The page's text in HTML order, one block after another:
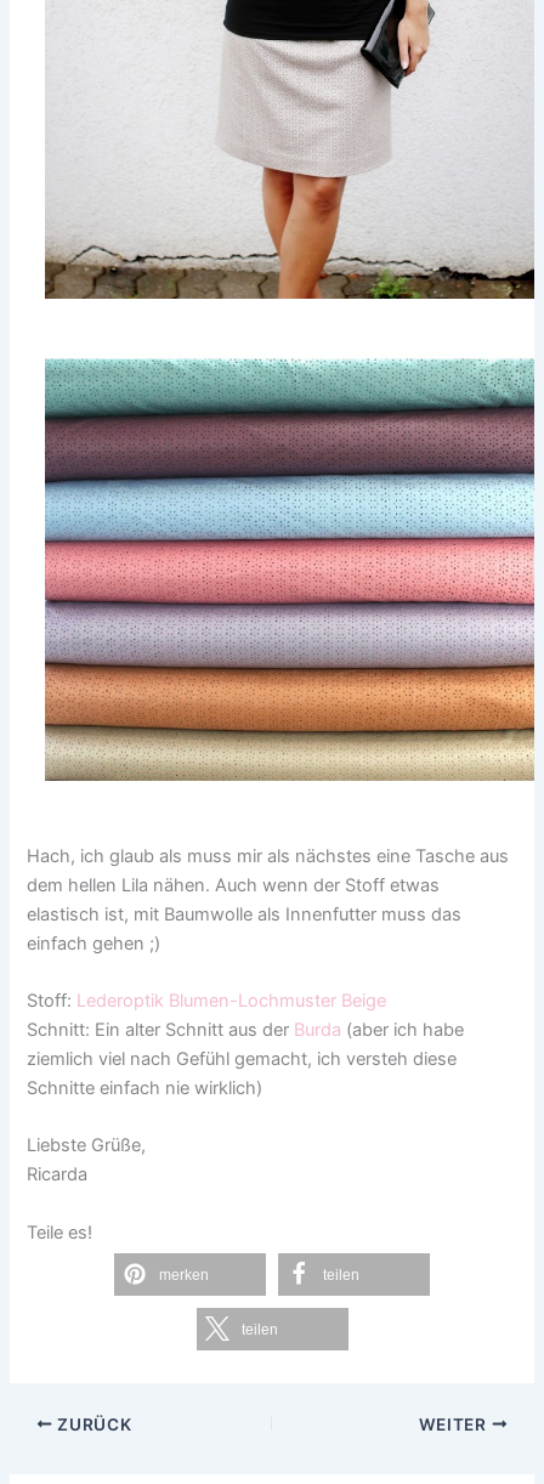
Hach, ich glaub als muss mir als nächstes eine Tasche aus
dem hellen Lila nähen. Auch wenn der Stoff etwas
elastisch ist, mit Baumwolle als Innenfutter muss das
einfach gehen ;)
Stoff: Lederoptik Blumen-Lochmuster Beige
Schnitt: Ein alter Schnitt aus der Burda (aber ich habe
ziemlich viel nach Gefühl gemacht, ich versteh diese
Schnitte einfach nie wirklich)
Liebste Grüße,
Ricarda
Teile es!
merken teilen
teilen
ZURÜCK WEITER